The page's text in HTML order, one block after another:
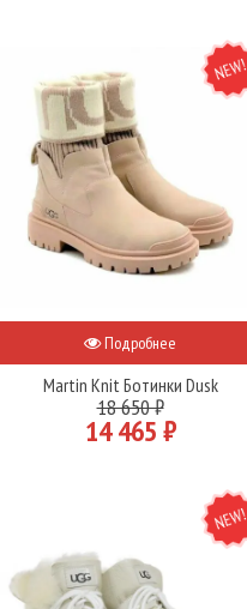
NEW
Подробнее
Martin Knit Ботинки Dusk
18 650 ₽
14 465 ₽
NEW